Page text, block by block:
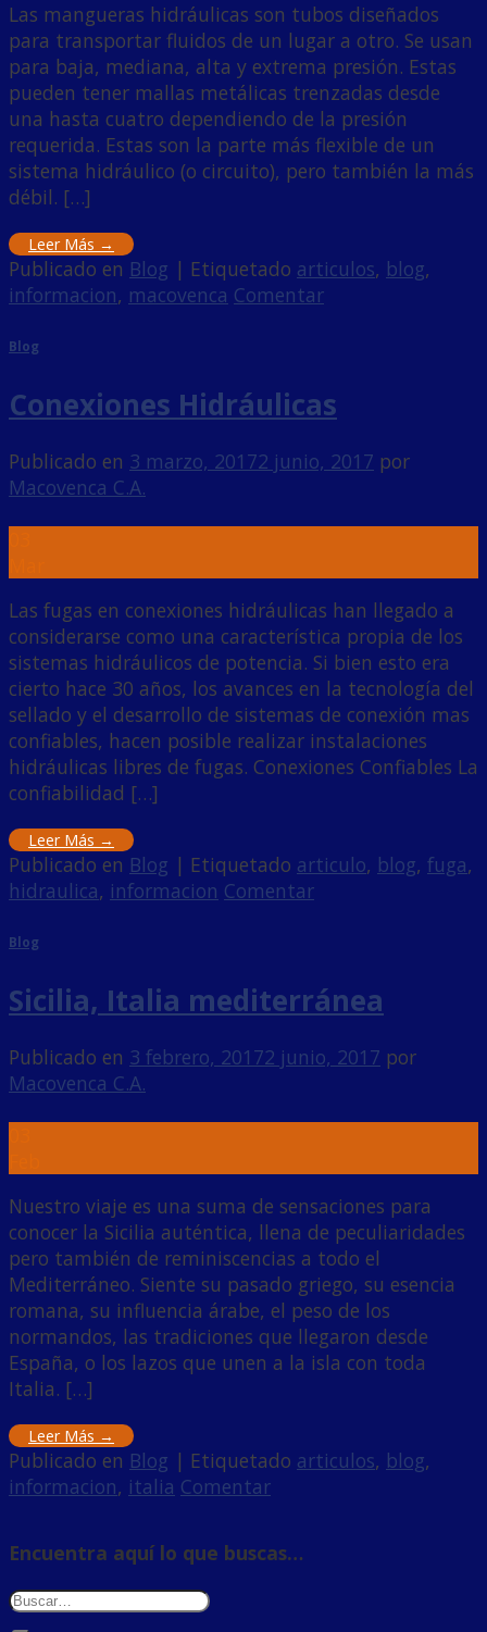
Las mangueras hidráulicas son tubos diseñados
para transportar fluidos de un lugar a otro. Se usan
para baja, mediana, alta y extrema presión. Estas
pueden tener mallas metálicas trenzadas desde
una hasta cuatro dependiendo de la presión
requerida. Estas son la parte más flexible de un
sistema hidráulico (o circuito), pero también la más
débil. […]
Leer Más →
Publicado en Blog | Etiquetado articulos, blog,
informacion, macovenca Comentar
Blog
Conexiones Hidráulicas
Publicado en 3 marzo, 20172 junio, 2017 por
Macovenca C.A.
Las fugas en conexiones hidráulicas han llegado a
considerarse como una característica propia de los
sistemas hidráulicos de potencia. Si bien esto era
cierto hace 30 años, los avances en la tecnología del
sellado y el desarrollo de sistemas de conexión mas
confiables, hacen posible realizar instalaciones
hidráulicas libres de fugas. Conexiones Confiables La
confiabilidad […]
Leer Más →
Publicado en Blog | Etiquetado articulo, blog, fuga,
hidraulica, informacion Comentar
Blog
Sicilia, Italia mediterránea
Publicado en 3 febrero, 20172 junio, 2017 por
Macovenca C.A.
Nuestro viaje es una suma de sensaciones para
conocer la Sicilia auténtica, llena de peculiaridades
pero también de reminiscencias a todo el
Mediterráneo. Siente su pasado griego, su esencia
romana, su influencia árabe, el peso de los
normandos, las tradiciones que llegaron desde
España, o los lazos que unen a la isla con toda
Italia. […]
Leer Más →
Publicado en Blog | Etiquetado articulos, blog,
informacion, italia Comentar
Encuentra aquí lo que buscas…